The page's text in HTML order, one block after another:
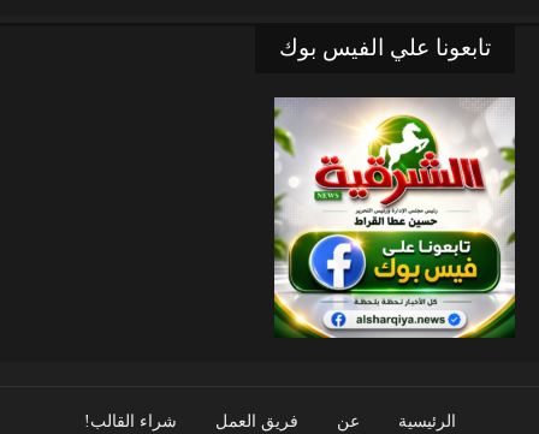
تابعونا علي الفيس بوك
الرئيسية عن فريق العمل شراء القالب!